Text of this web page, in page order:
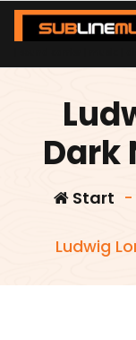
Zum
Inhalt
Dark
Start -
Ludwig